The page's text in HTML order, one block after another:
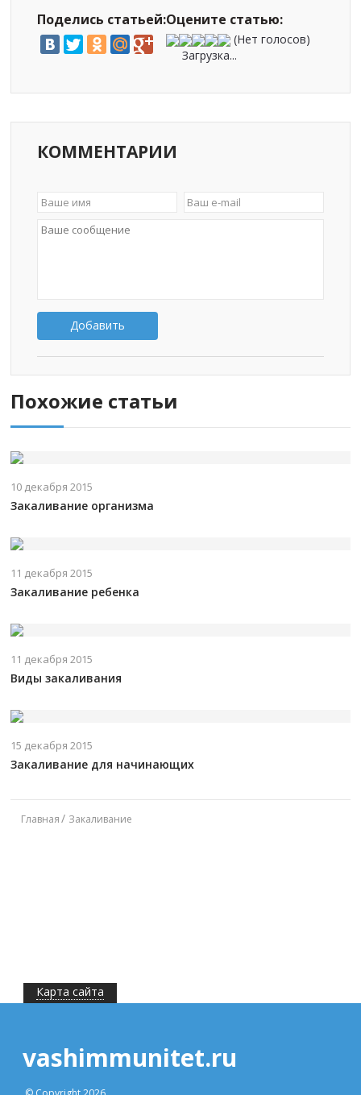
Поделись статьей:Оцените статью:
(Нет голосов)
Загрузка...
КОММЕНТАРИИ
Добавить
Похожие статьи
10 декабря 2015
Закаливание организма
11 декабря 2015
Закаливание ребенка
11 декабря 2015
Виды закаливания
15 декабря 2015
Закаливание для начинающих
Главная Закаливание
Карта сайта
vashimmunitet.ru